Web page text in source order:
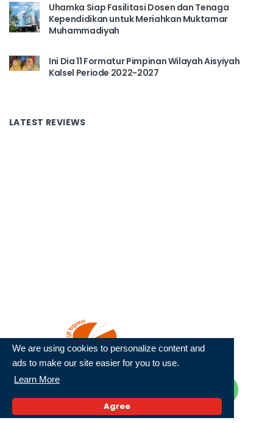
We are using cookies to personalize content and
ads to make our site easier for you to use.
Learn More
Agree
Uhamka Siap Fasilitasi Dosen dan Tenaga
Kependidikan untuk Meriahkan Muktamar
Muhammadiyah
Ini Dia 11 Formatur Pimpinan Wilayah Aisyiyah
Kalsel Periode 2022-2027
LATEST REVIEWS
mu4.co.id
berkemajuan